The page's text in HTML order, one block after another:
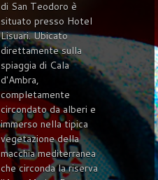
di San Teodoro è
situato presso Hotel
Lisuari. Ubicato
direttamente sulla
spiaggia di Cala
d'Ambra,
completamente
circondato da alberi e
immerso nella tipica
vegetazione della
macchia mediterranea
che circonda la riserva